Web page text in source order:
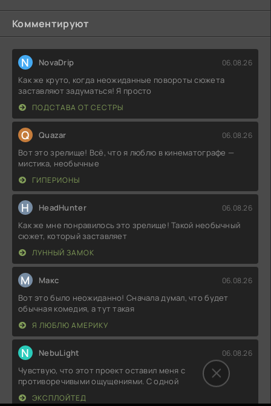
Комментируют
N NovaDrip 06.08.26
Как же круто, когда неожиданные повороты сюжета
заставляют задуматься! Я просто
ПОДСТАВА ОТ СЕСТРЫ
Q Quazar 06.08.26
Вот это зрелище! Всё, что я люблю в кинематографе —
мистика, необычные
ГИПЕРИОНЫ
H HeadHunter 06.08.26
Как же мне понравилось это зрелище! Такой необычный
сюжет, который заставляет
ЛУННЫЙ ЗАМОК
М Макс 06.08.26
Вот это было неожиданно! Сначала думал, что будет
обычная комедия, а тут такая
Я ЛЮБЛЮ АМЕРИКУ
N NebuLight 06.08.26
Чувствую, что этот проект оставил меня с
противоречивыми ощущениями. С одной
ЭКСПЛОЙТЕД